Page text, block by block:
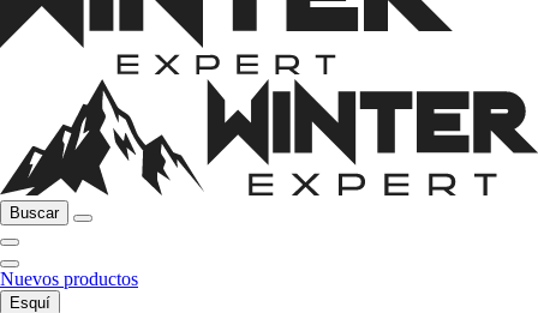
Buscar
Nuevos productos
Esquí